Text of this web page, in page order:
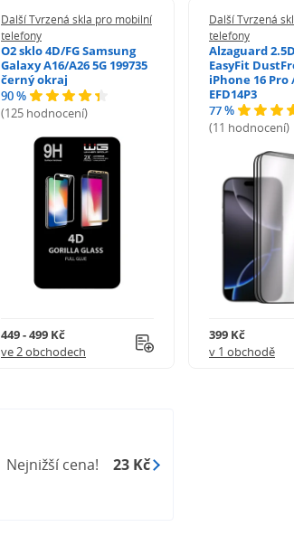
Další Tvrzená skla pro mobilní
telefony
O2 sklo 4D/FG Samsung
Galaxy A16/A26 5G 199735
černý okraj
90 %
(125 hodnocení)
449 - 499 Kč
ve 2 obchodech
Další Tvrzená
telefony
Alzaguard
EasyFit
iPhone 16 Pro
EFD14P3
77 %
(11 hodnocení)
399 Kč
v 1 obchodě
Nejnižší cena! 23 Kč